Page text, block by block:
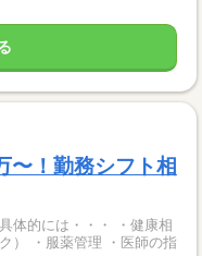
！勤務シフト相
） ・服薬管理 ・医師の指